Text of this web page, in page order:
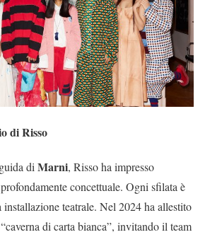
di Risso
di Marni, Risso ha impresso
concettuale. Ogni sfilata è
installazione teatrale. Nel 2024 ha allestito
di carta bianca”, invitando il team